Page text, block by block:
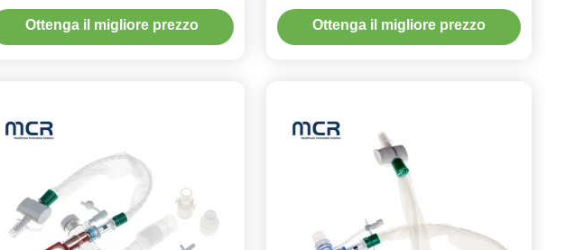
medicinale usa e getta
Ottenga il migliore prezzo
interruttore a spinta
Ottenga il migliore prezzo